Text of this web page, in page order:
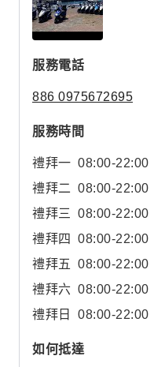
服務電話
886 0975672695
服務時間
禮拜一 08:00-22:00
禮拜二 08:00-22:00
禮拜三
08:00-22:00
禮拜四
08:00-22:00
禮拜五
08:00-22:00
禮拜六 08:00-22:00
禮拜日
08:00-22:00
如何抵達